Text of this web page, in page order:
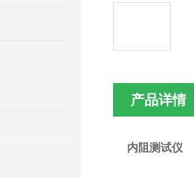
产品详情
内阻测试仪